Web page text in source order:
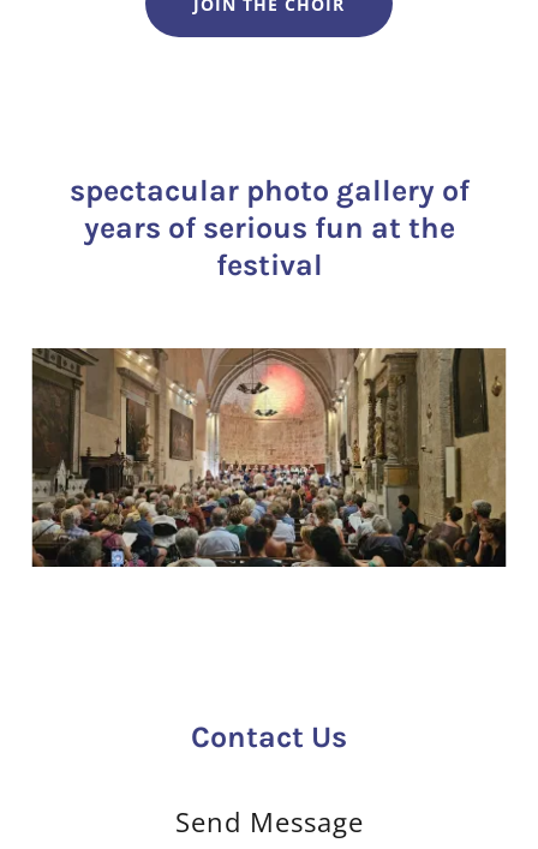
spectacular photo gallery of
years of serious fun at the
festival
Contact Us
Send Message